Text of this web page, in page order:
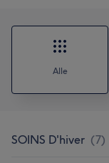
Alle
SOINS D'hiver (7)